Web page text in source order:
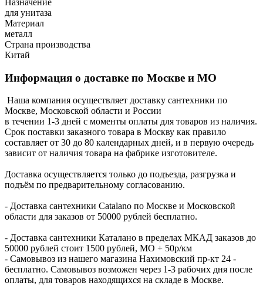
для унитаза
Материал
металл
Страна производства
Китай
Информация о доставке по Москве и МО
Наша компания осуществляет доставку сантехники по
Москве, Московской области и России
в течении 1-3 дней с моменты оплаты для товаров из наличия.
Срок поставки заказного товара в Москву как правило
составляет от 30 до 80 календарных дней, и в первую очередь
зависит от наличия товара на фабрике изготовителе.
Доставка осуществляется только до подъезда, разгрузка и
подъём по предварительному согласованию.
- Доставка сантехники Catalano по Москве и Московской
области для заказов от 50000 рублей бесплатно.
- Доставка сантехники Каталано в пределах МКАД заказов до
50000 рублей стоит 1500 рублей, МО + 50р/км
- Самовывоз из нашего магазина Нахимовский пр-кт 24 -
бесплатно. Самовывоз возможен через 1-3 рабочих дня после
оплаты, для товаров находящихся на складе в Москве.